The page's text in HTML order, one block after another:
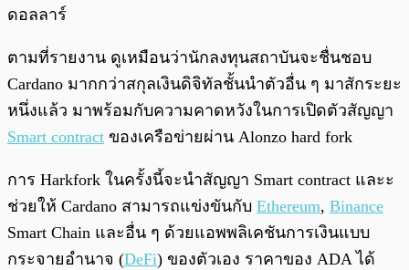
ดอลลาร์
ตามที่รายงาน ดูเหมือนว่านักลงทุนสถาบันจะชื่นชอบ
Cardano มากกว่าสกุลเงินดิจิทัลชั้นนำตัวอื่น ๆ มาสักระยะ
หนึ่งแล้ว มาพร้อมกับความคาดหวังในการเปิดตัวสัญญา
Smart contract ของเครือข่ายผ่าน Alonzo hard fork
การ Harkfork ในครั้งนี้จะนำสัญญา Smart contract และะ
ช่วยให้ Cardano สามารถแข่งขันกับ Ethereum, Binance
Smart Chain และอื่น ๆ ด้วยแอพพลิเคชันการเงินแบบ
กระจายอำนาจ (DeFi) ของตัวเอง ราคาของ ADA ได้